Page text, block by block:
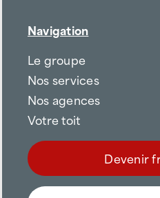
Navigation
Le groupe
Nos services
Nos agences
Votre toit
Devenir